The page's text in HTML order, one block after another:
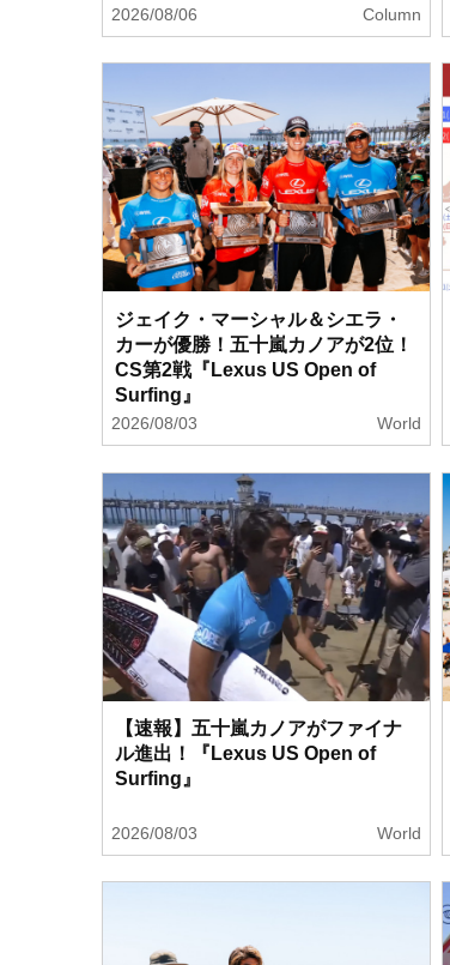
2026/08/06 Column
ジェイク・マーシャル＆シエラ・
カーが優勝！五十嵐カノアが2位！
CS第2戦『Lexus US Open of
Surfing』
2026/08/03 World
【速報】五十嵐カノアがファイナ
ル進出！『Lexus US Open of
Surfing』
2026/08/03 World